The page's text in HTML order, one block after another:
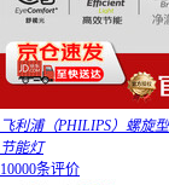
飞利浦（PHILIPS）螺旋
节能灯
10000条评价